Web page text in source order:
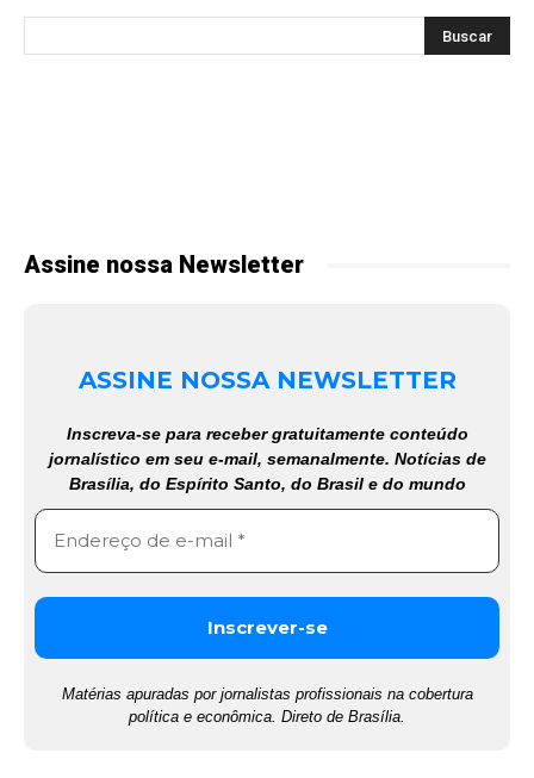
Assine nossa Newsletter
ASSINE NOSSA NEWSLETTER
Inscreva-se para receber gratuitamente conteúdo
jornalístico em seu e-mail, semanalmente. Notícias de
Brasília, do Espírito Santo, do Brasil e do mundo
Matérias apuradas por jornalistas profissionais na cobertura
política e econômica. Direto de Brasília.